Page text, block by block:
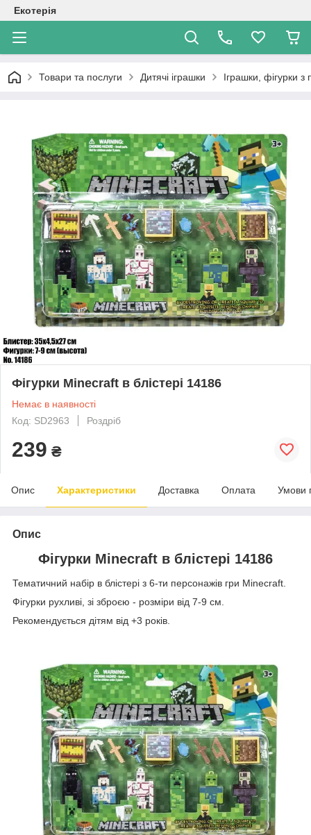
Екотерія
Товари та послуги Дитячі іграшки Іграшки, фігурки з
Фігурки Minecraft в блістері 14186
Немає в наявності
Код: SD2963
Роздріб
239 ₴
Опис Характеристики Доставка Оплата Умови
Опис
Фігурки Minecraft в блістері 14186
Тематичний набір в блістері з 6-ти персонажів гри Minecraft.
Фігурки рухливі, зі зброєю - розміри від 7-9 см.
Рекомендується дітям від +3 років.